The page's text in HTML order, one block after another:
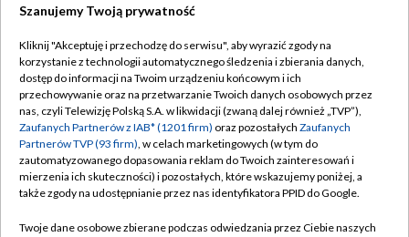
TVP
Abonament TVP
Emisja w TVP
Centrum informacji TVP
Naziemna Telewizja Cyfrowa
Regulamin TVP
Polityka prywatności
Moje zgody
Pomoc
Szanujemy Twoją prywatność
Kliknij "Akceptuję i przechodzę do serwisu", aby wyrazić zgody na
korzystanie z technologii automatycznego śledzenia i zbierania danych,
dostęp do informacji na Twoim urządzeniu końcowym i ich
przechowywanie oraz na przetwarzanie Twoich danych osobowych przez
nas, czyli Telewizję Polską S.A. w likwidacji (zwaną dalej również „TVP”),
Zaufanych Partnerów z IAB* (1201 firm) oraz pozostałych Zaufanych
Partnerów TVP (93 firm), w celach marketingowych (w tym do
zautomatyzowanego dopasowania reklam do Twoich zainteresowań i
mierzenia ich skuteczności) i pozostałych, które wskazujemy poniżej, a
także zgody na udostępnianie przez nas identyfikatora PPID do Google.
Twoje dane osobowe zbierane podczas odwiedzania przez Ciebie naszych